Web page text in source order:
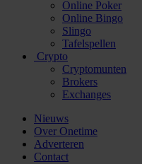
Online Poker
Online Bingo
Slingo
Tafelspellen
Crypto
Cryptomunten
Brokers
Exchanges
Nieuws
Over Onetime
Adverteren
Contact